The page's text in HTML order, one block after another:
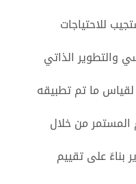
للاحتياجات
والتطوير الذاتي
ما تم تطبيقه
المستمر من خلال
بناءً على تقييم